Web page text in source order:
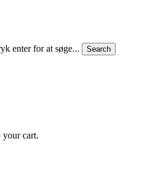
enter for at søge... Search
your cart.